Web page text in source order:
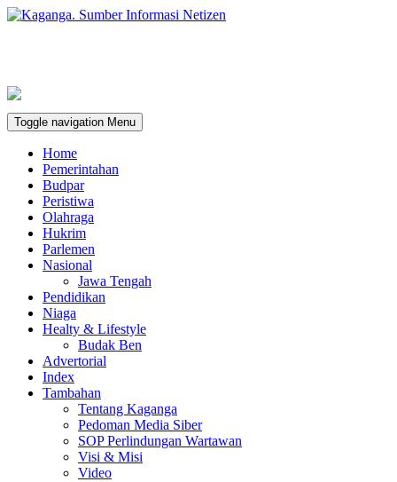
Toggle navigation Menu
Home
Pemerintahan
Budpar
Peristiwa
Olahraga
Hukrim
Parlemen
Nasional
Jawa Tengah
Pendidikan
Niaga
Healty & Lifestyle
Budak Ben
Advertorial
Index
Tambahan
Tentang Kaganga
Pedoman Media Siber
SOP Perlindungan Wartawan
Visi & Misi
Video